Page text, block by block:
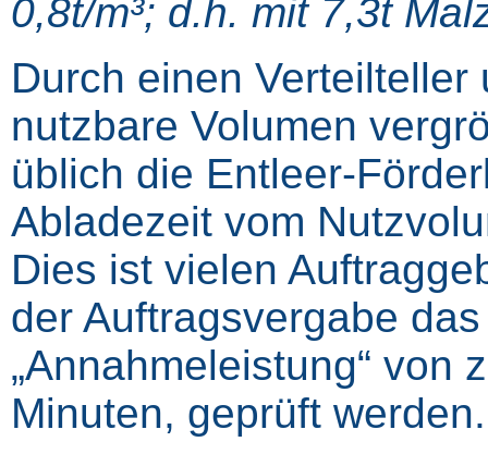
0,8t/m³; d.h. mit 7,3t
Durch einen
nutzbare Volumen
üblich die Entleer-
Abladezeit vom
Dies ist vielen
der Auftragsvergabe
„Annahmeleistung“ von
Minuten, geprüft werden.